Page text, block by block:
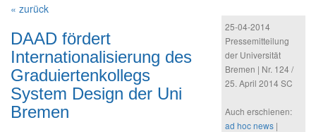
« zurück
DAAD fördert
Internationalisierung des
Graduiertenkollegs
System Design der Uni
Bremen
25-04-2014
Pressemitteilung
der Universität
Bremen | Nr. 124 /
25. April 2014 SC
Auch erschienen:
ad hoc news|